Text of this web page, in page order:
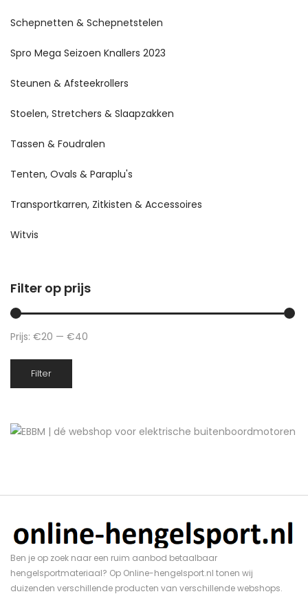
Schepnetten & Schepnetstelen
Spro Mega Seizoen Knallers 2023
Steunen & Afsteekrollers
Stoelen, Stretchers & Slaapzakken
Tassen & Foudralen
Tenten, Ovals & Paraplu's
Transportkarren, Zitkisten & Accessoires
Witvis
Filter op prijs
Filter
Prijs: €20 — €40
Ben je op zoek naar een ruim aanbod betaalbaar
hengelsportmateriaal? Op Online-hengelsport.nl tonen wij
duizenden verschillende producten van verschillende webshops.